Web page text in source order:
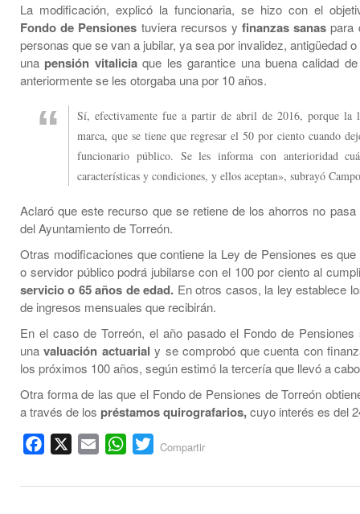
La modificación, explicó la funcionaria, se hizo con el
Fondo de Pensiones tuviera recursos yfinanzas sanas para
personas que se van a jubilar, ya sea por invalidez, antigüedad
una pensión vitaliciaque les garantice una buena calidad
anteriormente se les otorgaba una por 10 años.
Sí, efectivamente fue a partir de abril de 2016, porque la
marca, que se tiene que regresar el 50 por ciento cuando
funcionario público. Se les informa con anterioridad
características y condiciones, y ellos aceptan», subrayó
Aclaró que este recurso que se retiene de los ahorros no
del Ayuntamiento de Torreón.
Otras modificaciones que contiene la Ley de Pensiones es que
o servidor público podrá jubilarse con el 100 por ciento al
servicio o 65 años de edad. En otros casos, la ley establece
de ingresos mensuales que recibirán.
En el caso de Torreón, el año pasado el Fondo de
una valuación actuarial y se comprobó que cuenta con
los próximos 100 años, según estimó la tercería que llevó a
Otra forma de las que el Fondo de Pensiones de Torreón
a través de los préstamos quirografarios,cuyo interés es del
Facebook Email WhatsApp
Twitter
Compartir